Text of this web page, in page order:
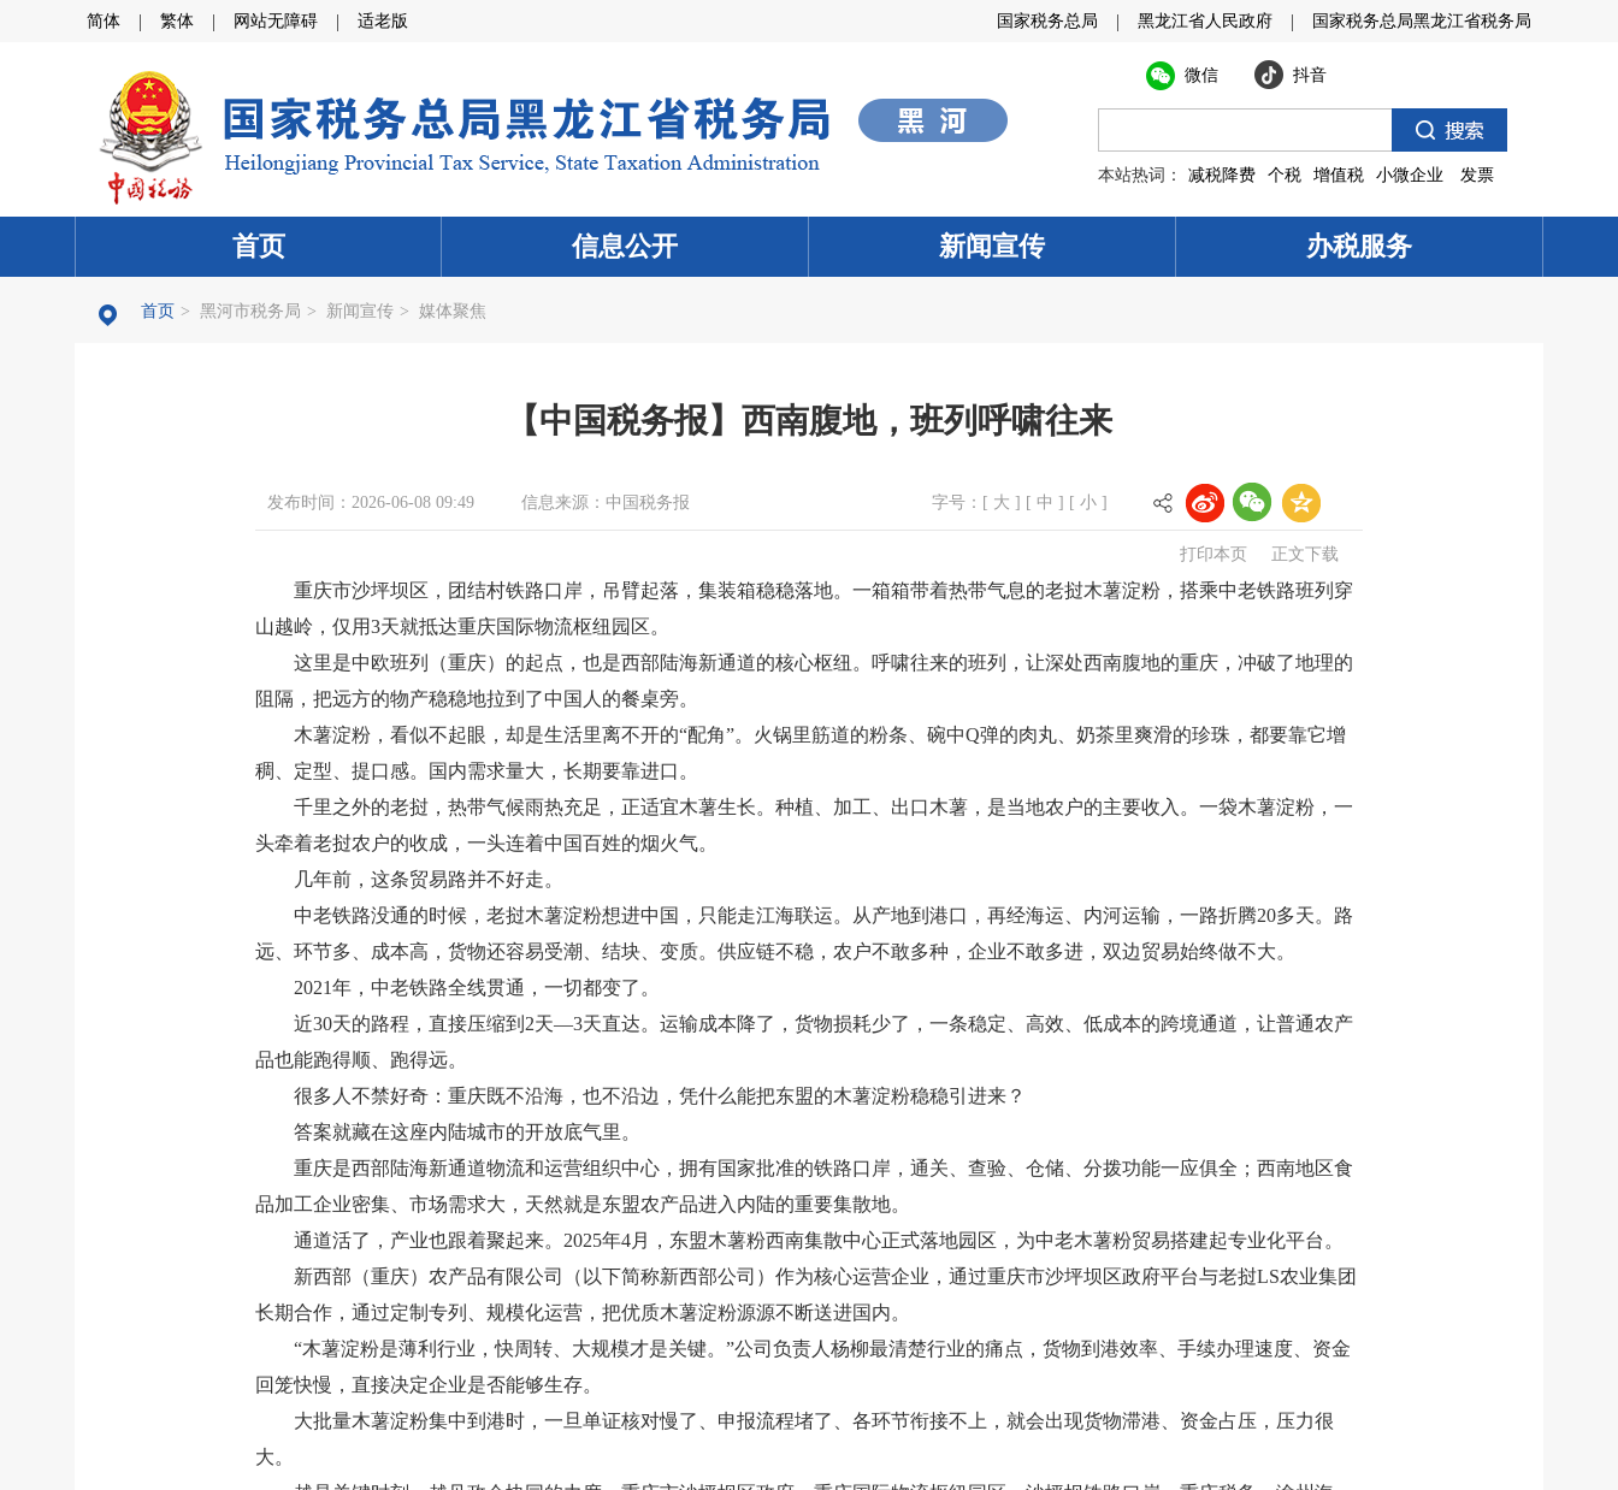
简体 | 繁体 | 网站无障碍 | 适老版 国家税务总局黑龙江省税务局
|
黑龙江省人民政府
|
国家税务总局
微信 抖音
本站热词： 减税降费 个税 增值税 小微企业 发票
首页 信息公开 新闻宣传 办税服务
首页 > 黑河市税务局 > 新闻宣传 > 媒体聚焦
【中国税务报】西南腹地，班列呼啸往来
发布时间：2026-06-08 09:49 信息来源： 中国税务报 字号：[ 大 ] [ 中 ] [ 小 ]
打印本页 正文下载
重庆市沙坪坝区，团结村铁路口岸，吊臂起落，集装箱稳稳落地。一箱箱带着热带气息的老挝木薯淀粉，搭乘中老铁路班列穿
山越岭，仅用3天就抵达重庆国际物流枢纽园区。
这里是中欧班列（重庆）的起点，也是西部陆海新通道的核心枢纽。呼啸往来的班列，让深处西南腹地的重庆，冲破了地理的
阻隔，把远方的物产稳稳地拉到了中国人的餐桌旁。
木薯淀粉，看似不起眼，却是生活里离不开的“配角”。火锅里筋道的粉条、碗中Q弹的肉丸、奶茶里爽滑的珍珠，都要靠它增
稠、定型、提口感。国内需求量大，长期要靠进口。
千里之外的老挝，热带气候雨热充足，正适宜木薯生长。种植、加工、出口木薯，是当地农户的主要收入。一袋木薯淀粉，一
头牵着老挝农户的收成，一头连着中国百姓的烟火气。
几年前，这条贸易路并不好走。
中老铁路没通的时候，老挝木薯淀粉想进中国，只能走江海联运。从产地到港口，再经海运、内河运输，一路折腾20多天。路
远、环节多、成本高，货物还容易受潮、结块、变质。供应链不稳，农户不敢多种，企业不敢多进，双边贸易始终做不大。
2021年，中老铁路全线贯通，一切都变了。
近30天的路程，直接压缩到2天—3天直达。运输成本降了，货物损耗少了，一条稳定、高效、低成本的跨境通道，让普通农产
品也能跑得顺、跑得远。
很多人不禁好奇：重庆既不沿海，也不沿边，凭什么能把东盟的木薯淀粉稳稳引进来？
答案就藏在这座内陆城市的开放底气里。
重庆是西部陆海新通道物流和运营组织中心，拥有国家批准的铁路口岸，通关、查验、仓储、分拨功能一应俱全；西南地区食
品加工企业密集、市场需求大，天然就是东盟农产品进入内陆的重要集散地。
通道活了，产业也跟着聚起来。2025年4月，东盟木薯粉西南集散中心正式落地园区，为中老木薯粉贸易搭建起专业化平台。
新西部（重庆）农产品有限公司（以下简称新西部公司）作为核心运营企业，通过重庆市沙坪坝区政府平台与老挝LS农业集团
长期合作，通过定制专列、规模化运营，把优质木薯淀粉源源不断送进国内。
“木薯淀粉是薄利行业，快周转、大规模才是关键。”公司负责人杨柳最清楚行业的痛点，货物到港效率、手续办理速度、资金
回笼快慢，直接决定企业是否能够生存。
大批量木薯淀粉集中到港时，一旦单证核对慢了、申报流程堵了、各环节衔接不上，就会出现货物滞港、资金占压，压力很
大。